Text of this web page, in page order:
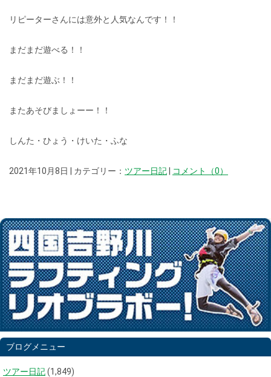
リピーターさんには意外と人気なんです！！
まだまだ遊べる！！
まだまだ遊ぶ！！
またあそびましょーー！！
しんた・ひょう・けいた・ふな
2021年10月8日 | カテゴリー： ツアー日記 コメント（0）
ブログメニュー
ツアー日記(1,849)